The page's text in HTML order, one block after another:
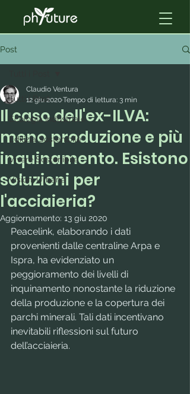
Post
Tutti i Post
Ecologia Industriale
Edilizia Sostenibile
Vivere Sostenibile
Visioni Urbane
Il caso dell'ex-ILVA:
meno produzione e più
inquinamento. Esistono
soluzioni per
l'acciaieria?
Claudio Ventura
12 giu 2020Tempo di lettura: 3 min
Aggiornamento: 13 giu 2020
Peacelink, elaborando i dati
provenienti dalle centraline Arpa e
Ispra, ha evidenziato un
peggioramento dei livelli di
inquinamento nonostante la riduzione
della produzione e la copertura dei
parchi minerali. Tali dati incentivano
inevitabili riflessioni sul futuro
dell’acciaieria.